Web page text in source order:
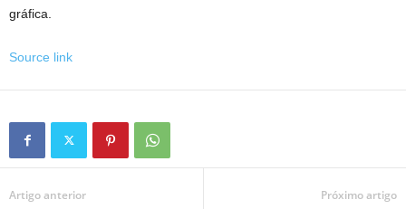
gráfica.
Source link
Artigo anterior Próximo artigo